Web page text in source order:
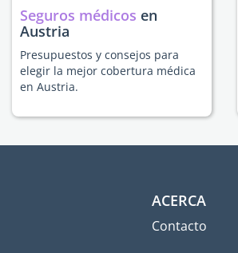
Seguros médicos en
Austria
Presupuestos y consejos para
elegir la mejor cobertura médica
en Austria.
ACERCA
Contacto